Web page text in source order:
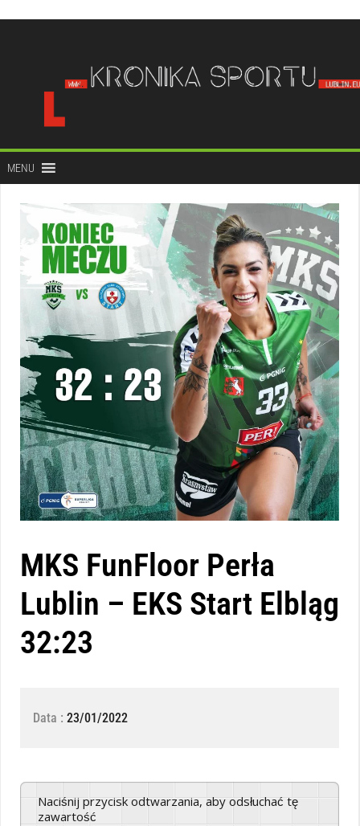
treści
MENU
MKS FunFloor Perła
Lublin – EKS Start Elbląg
32:23
Data : 23/01/2022
Naciśnij przycisk odtwarzania, aby odsłuchać tę
zawartość